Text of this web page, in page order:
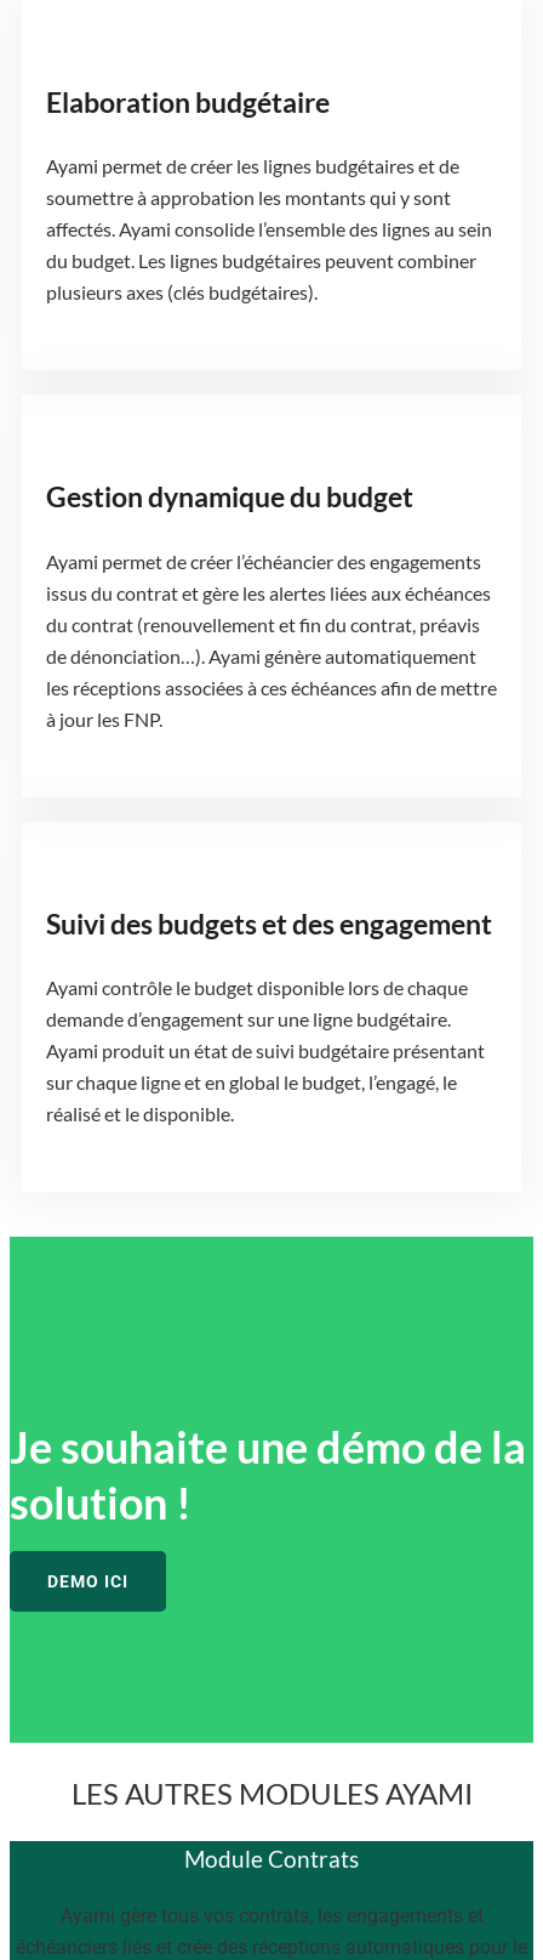
Elaboration budgétaire
Ayami permet de créer les lignes budgétaires et de
soumettre à approbation les montants qui y sont
affectés. Ayami consolide l’ensemble des lignes au sein
du budget. Les lignes budgétaires peuvent combiner
plusieurs axes (clés budgétaires).
Gestion dynamique du budget
Ayami permet de créer l’échéancier des engagements
issus du contrat et gère les alertes liées aux échéances
du contrat (renouvellement et fin du contrat, préavis
de dénonciation…). Ayami génère automatiquement
les réceptions associées à ces échéances afin de mettre
à jour les FNP.
Suivi des budgets et des engagement
Ayami contrôle le budget disponible lors de chaque
demande d’engagement sur une ligne budgétaire.
Ayami produit un état de suivi budgétaire présentant
sur chaque ligne et en global le budget, l’engagé, le
réalisé et le disponible.
Je souhaite une démo de la
solution !
DEMO ICI
LES AUTRES MODULES AYAMI
Module Contrats
Ayami gère tous vos contrats, les engagements et
échéanciers liés et crée des réceptions automatiques pour le